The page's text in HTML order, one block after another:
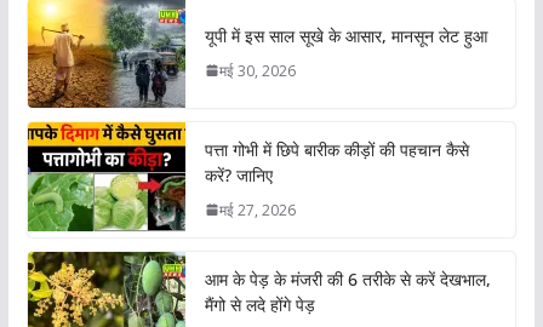
यूपी में इस साल सूखे के आसार, मानसून लेट हुआ
मई 30, 2026
पत्ता गोभी में छिपे बारीक कीड़ों की पहचान कैसे
करें? जानिए
मई 27, 2026
आम के पेड़ के मंजरी की 6 तरीके से करें देखभाल,
मैंगो से लदे होंगे पेड़